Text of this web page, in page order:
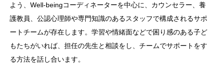
よう、Well-beingコーディネーターを中心に、カウンセラー、養
護教員、公認心理師や専門知識のあるスタッフで構成されるサポ
ートチームが存在します。学習や情緒面などで困り感のある子ど
もたちがいれば、担任の先生と相談をし、チームでサポートをす
る方法を話し合います。